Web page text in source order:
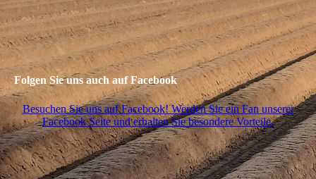
Folgen Sie uns auch auf Facebook
Besuchen Sie uns auf Facebook! Werden Sie ein Fan unserer
Facebook Seite und erhalten Sie besondere Vorteile.